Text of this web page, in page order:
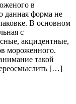
в
данная форма не
В основном
с
акцидентные,
мороженного.
такой
[…]